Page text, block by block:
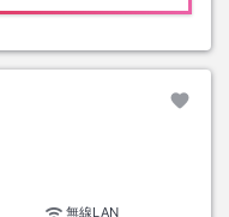
無線LAN